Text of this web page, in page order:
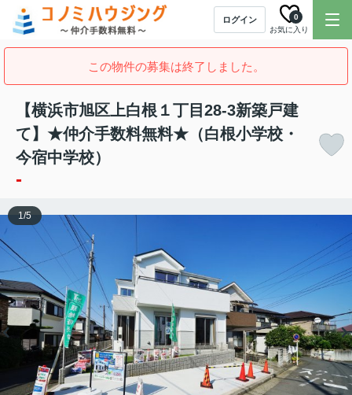
ログイン
お気に入り
0
この物件の募集は終了しました。
【横浜市旭区上白根１丁目28-3新築戸建
て】★仲介手数料無料★（白根小学校・
今宿中学校）
-
1/5